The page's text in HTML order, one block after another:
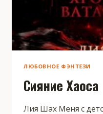
ЛЮБОВНОЕ ФЭНТЕЗИ
Сияние Хаоса
Лия Шах Меня с